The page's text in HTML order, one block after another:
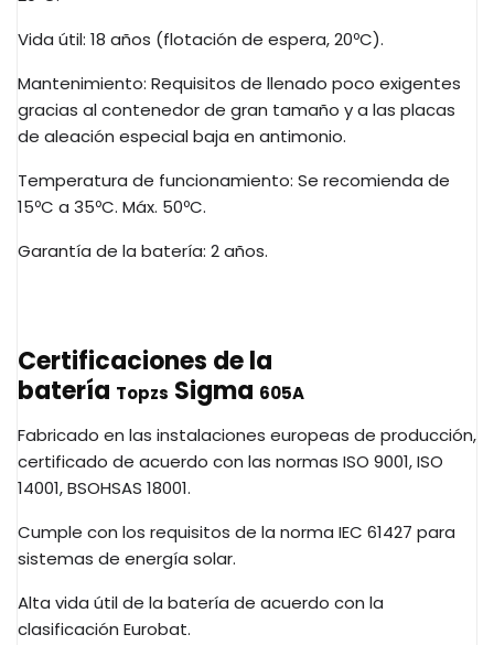
Vida útil: 18 años (flotación de espera, 20ºC).
Mantenimiento: Requisitos de llenado poco exigentes
gracias al contenedor de gran tamaño y a las placas
de aleación especial baja en antimonio.
Temperatura de funcionamiento: Se recomienda de
15ºC a 35ºC. Máx. 50ºC.
Garantía de la batería: 2 años.
Certificaciones de la
batería Topzs Sigma 605A
Fabricado en las instalaciones europeas de producción,
certificado de acuerdo con las normas ISO 9001, ISO
14001,BSOHSAS 18001.
Cumple con los requisitos de la norma IEC 61427 para
sistemas de energía solar.
Alta vida útil de la batería de acuerdo con la
clasificación Eurobat.